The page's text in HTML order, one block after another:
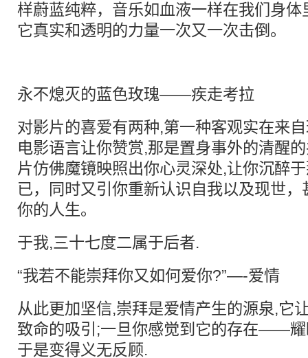
样蔚蓝纯粹，音乐如血液一样在我们身
它真实和透明的力量一次又一次击倒。
永不熄灭的蓝色玫瑰——疾走考拉
对影片的喜爱有两种,第一种客观实在来
电影语言让你赞赏,那是置身事外的清醒
片仿佛魔镜映照出你心灵深处,让你沉醉
已，同时又引你重新认识自我以及现世
你的人生。
于我,三十七度二属于后者.
“我若不能崇拜你又如何爱你?”—-爱情
从此更加坚信,崇拜是爱情产生的源泉,它
致命的吸引;一旦你感觉到它的存在——
于是变得义无反顾.